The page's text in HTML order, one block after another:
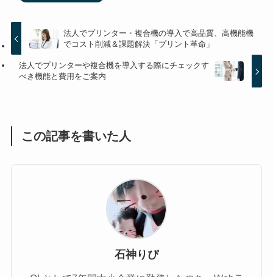
法人でプリンター・複合機の導入で高品質、高機能機
でコスト削減＆課題解決「プリント革命」
法人でプリンターや複合機を導入する際にチェックす
べき機能と費用をご案内
この記事を書いた人
石神りぴ